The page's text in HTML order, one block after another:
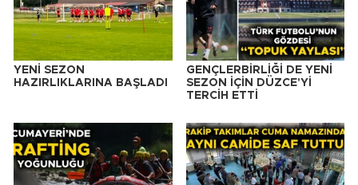
YENİ SEZON
HAZIRLIKLARINA BAŞLADI
GENÇLERBİRLİĞİ DE YENİ
SEZON İÇİN DÜZCE'Yİ
TERCİH ETTİ